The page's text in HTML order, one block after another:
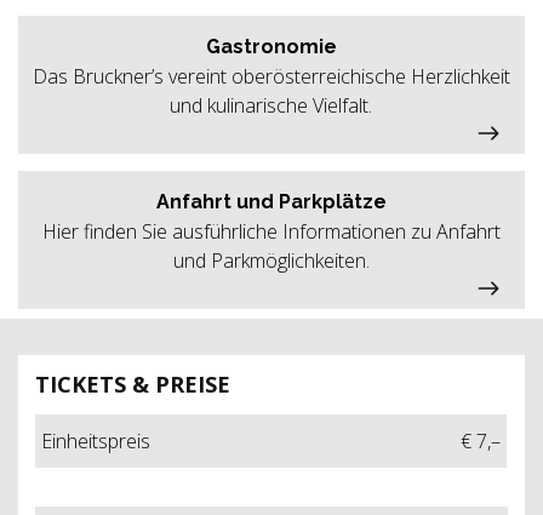
TICKETS & PREISE
Einheitspreis € 7,–
Gastronomie
Das Bruckner’s vereint oberösterreichische Herzlichkeit
und kulinarische Vielfalt.
Anfahrt und Parkplätze
Hier finden Sie ausführliche Informationen zu Anfahrt
und Parkmöglichkeiten.